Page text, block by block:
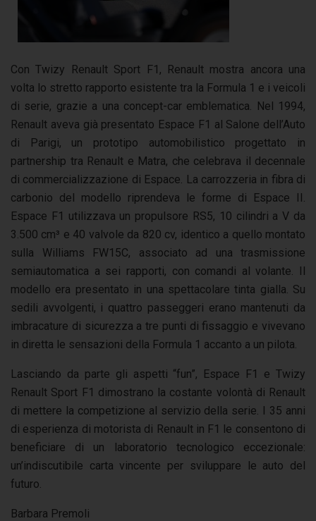
Con Twizy Renault Sport F1, Renault mostra ancora una
volta lo stretto rapporto esistente tra la Formula 1 e i veicoli
di serie, grazie a una concept-car emblematica. Nel 1994,
Renault aveva già presentato Espace F1 al Salone dell’Auto
di Parigi, un prototipo automobilistico progettato in
partnership tra Renault e Matra, che celebrava il decennale
di commercializzazione di Espace. La carrozzeria in fibra di
carbonio del modello riprendeva le forme di Espace II.
Espace F1 utilizzava un propulsore RS5, 10 cilindri a V da
3.500 cm³ e 40 valvole da 820 cv, identico a quello montato
sulla Williams FW15C, associato ad una trasmissione
semiautomatica a sei rapporti, con comandi al volante. Il
modello era presentato in una spettacolare tinta gialla. Su
sedili avvolgenti, i quattro passeggeri erano mantenuti da
imbracature di sicurezza a tre punti di fissaggio e vivevano
in diretta le sensazioni della Formula 1 accanto a un pilota.
Lasciando da parte gli aspetti “fun”, Espace F1 e Twizy
Renault Sport F1 dimostrano la costante volontà di Renault
di mettere la competizione al servizio della serie. I 35 anni
di esperienza di motorista di Renault in F1 le consentono di
beneficiare di un laboratorio tecnologico eccezionale:
un’indiscutibile carta vincente per sviluppare le auto del
futuro.
Barbara Premoli